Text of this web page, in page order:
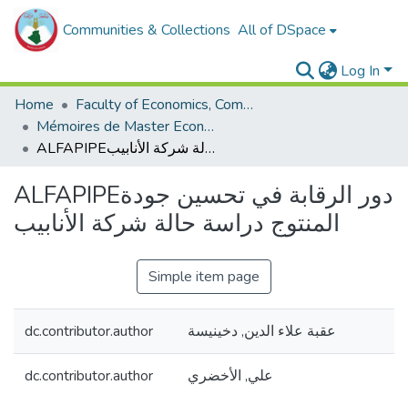
Communities & Collections All of DSpace
Log In
Home
Faculty of Economics, Commercial Sciences and Management Sciences
Mémoires de Master Economie
ALFAPIPEدور الرقابة في تحسين جودة المنتوج دراسة حالة شركة الأنابيب
ALFAPIPEدور الرقابة في تحسين جودة
المنتوج دراسة حالة شركة الأنابيب
Simple item page
dc.contributor.author عقبة علاء الدين, دخينيسة
dc.contributor.author علي, الأخضري